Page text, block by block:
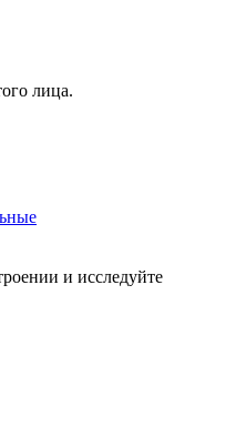
лица.
и исследуйте